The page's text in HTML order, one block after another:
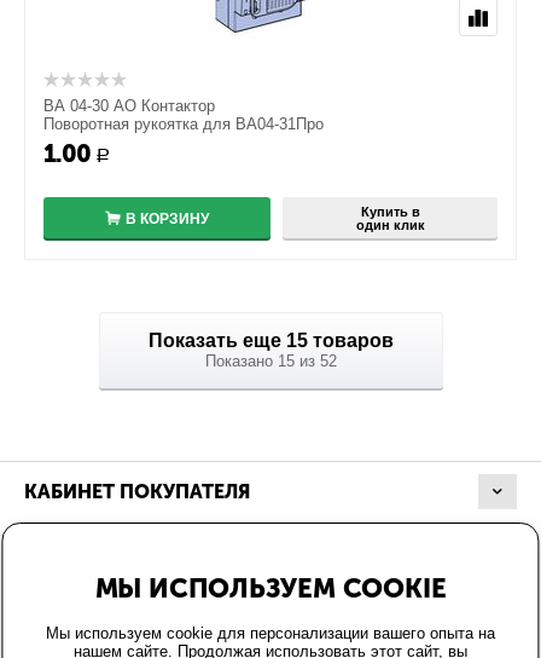
ВА 04-30 АО Контактор
Поворотная рукоятка для ВА04-31Про
1.00 Р
В КОРЗИНУ
Купить в
один клик
Показать еще 15 товаров
Показано 15 из 52
КАБИНЕТ ПОКУПАТЕЛЯ
МЫ ИСПОЛЬЗУЕМ COOKIE
Мы используем cookie для персонализации вашего опыта на
нашем сайте. Продолжая использовать этот сайт, вы